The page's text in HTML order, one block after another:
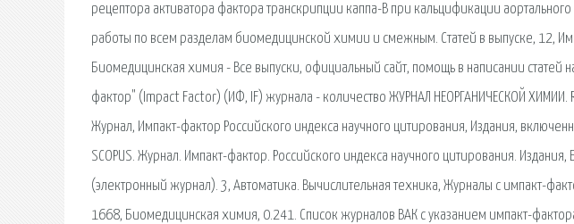
рецептора активатора фактора транскрипции каппа-B при кальцификации
работы по всем разделам биомедицинской химии и смежным. Статей в выпуске, 12,
Биомедицинская химия - Все выпуски, официальный сайт, помощь в написании
фактор" (Impact Factor) (ИФ, IF) журнала - количество ЖУРНАЛ НЕОРГАНИЧЕСКОЙ ХИМИИ.
Журнал, Импакт-фактор Российского индекса научного цитирования, Издания,
SCOPUS. Журнал. Импакт-фактор. Российского индекса научного цитирования.
(электронный журнал). 3, Автоматика. Вычислительная техника, Журналы с импакт-
1668, Биомедицинская химия, 0.241. Список журналов ВАК с указанием импакт-